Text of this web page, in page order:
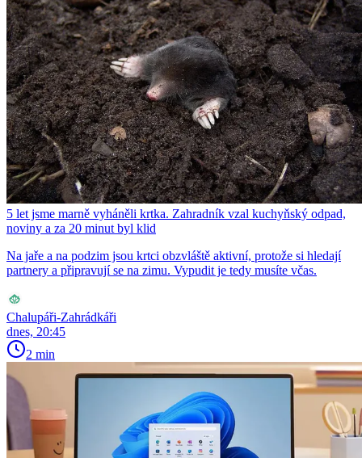
5 let jsme marně vyháněli krtka. Zahradník vzal kuchyňský odpad,
noviny a za 20 minut byl klid
Na jaře a na podzim jsou krtci obzvláště aktivní, protože si hledají
partnery a připravují se na zimu. Vypudit je tedy musíte včas.
Chalupáři-Zahrádkáři
dnes, 20:45
2 min